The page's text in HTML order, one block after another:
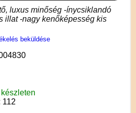
luxus minőség -ínycsiklandó
illat -nagy kenőképesség kis
beküldése
készleten
112